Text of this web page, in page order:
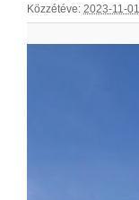
Közzétéve: 2023-11-01